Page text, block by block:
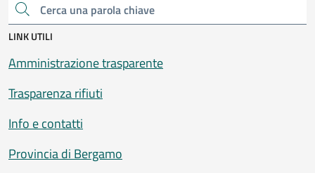
Cerca una parola chiave
LINK UTILI
Amministrazione trasparente
Trasparenza rifiuti
Info e contatti
Provincia di Bergamo